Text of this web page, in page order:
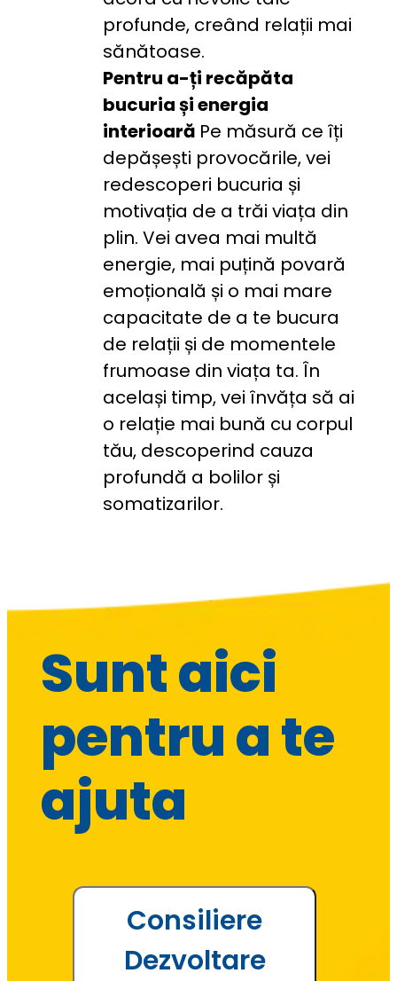
profunde, creând relații mai
sănătoase.
Pentru a-ți recăpăta
bucuria și energia
interioară Pe măsură ce îți
depășești provocările, vei
redescoperi bucuria și
motivația de a trăi viața din
plin. Vei avea mai multă
energie, mai puțină povară
emoțională și o mai mare
capacitate de a te bucura
de relații și de momentele
frumoase din viața ta. În
același timp, vei învăța să ai
o relație mai bună cu corpul
tău, descoperind cauza
profundă a bolilor și
somatizarilor.
Sunt aici
pentru a te
ajuta
Consiliere
Dezvoltare